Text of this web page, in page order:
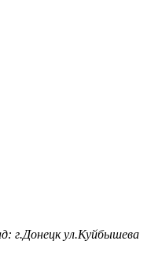
г.Донецк ул.Куйбышева